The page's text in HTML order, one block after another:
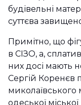
будівельні
суттєва
Примітно, що
в СІЗО, а,
них досі мають
Сергій Коренєв
миколаївського
одеської